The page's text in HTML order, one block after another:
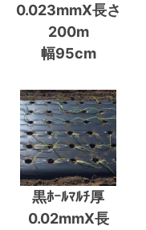
0.023mmX長さ
200m
幅95cm
黒ﾎｰﾙﾏﾙﾁ厚
0.02mmX長